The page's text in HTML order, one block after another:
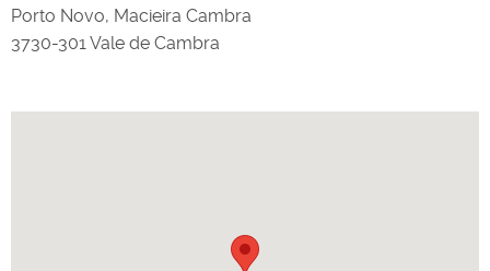
Porto Novo, Macieira Cambra
3730-301 Vale de Cambra